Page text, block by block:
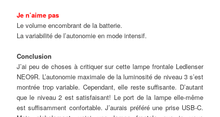
Je n’aime pas
Le volume encombrant de la batterie.
La variabilité de l’autonomie en mode intensif.
Conclusion
J’ai peu de choses à critiquer sur cette lampe frontale Ledlenser
NEO9R. L’autonomie maximale de la luminosité de niveau 3 s’est
montrée trop variable. Cependant, elle reste suffisante. D’autant
que le niveau 2 est satisfaisant! Le port de la lampe elle-même
est suffisamment confortable. J’aurais préféré une prise USB-C.